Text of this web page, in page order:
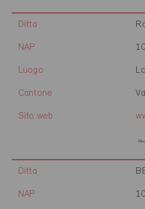
Ditta
NAP
Luogo
Cantone
Sito web
Ditta
NAP